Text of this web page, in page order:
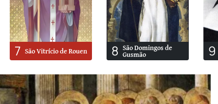
7 São Vitrício de Rouen 8 São Domingos de
Gusmão 9